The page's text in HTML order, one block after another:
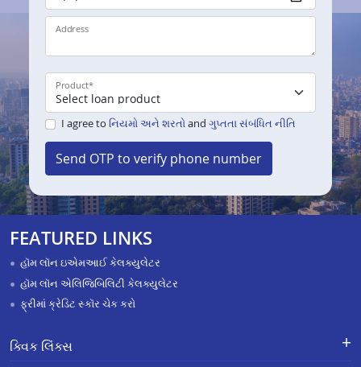
Address
Product*
I agree to નિયમો અને શરતોand ગુપ્તતા સંબંધિત નીતિ
Send OTP to verify phone number
FEATURED LINKS
હૉમ લૉન ઇએમઆઈ કેલક્યુલેટર
હૉમ લૉન એલિજિબિલિટી કેલક્યુલેટર
ફ્રીમાં ક્રેડિટ સ્કૉર ચેક કરો
ક્વિક લિંક્સ